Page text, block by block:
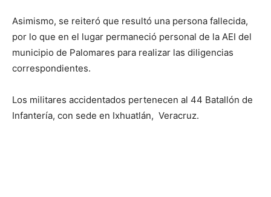
Asimismo, se reiteró que resultó una persona fallecida,
por lo que en el lugar permaneció personal de la AEI del
municipio de Palomares para realizar las diligencias
correspondientes.
Los militares accidentados pertenecen al 44 Batallón de
Infantería, con sede en Ixhuatlán, Veracruz.